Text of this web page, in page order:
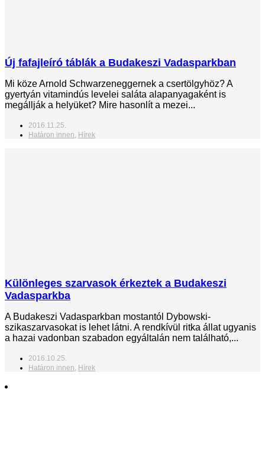
Új fafajleíró táblák a Budakeszi Vadasparkban
Mi köze Arnold Schwarzeneggernek a csertölgyhöz? A
gyertyán vitamindús levelei saláta alapanyagaként is
megállják a helyüket? Mire hasonlít a mezei...
2016.11.25.
Határon innen Hírek
Különleges szarvasok érkeztek a Budakeszi
Vadasparkba
A Budakeszi Vadasparkban mostantól Dybowski-
szikaszarvasokat is lehet látni. A rendkívül ritka állat ugyanis
a hazai vadonban szabadon egyáltalán nem található,...
2016.10.25.
Határon innen, Hírek